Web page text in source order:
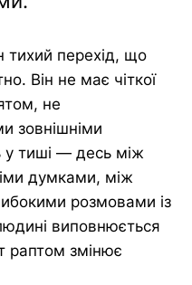
тихий перехід, що
Він не має чіткої
не
зовнішніми
у тиші — десь між
думками, між
розмовами із
виповнюється
раптом змінює